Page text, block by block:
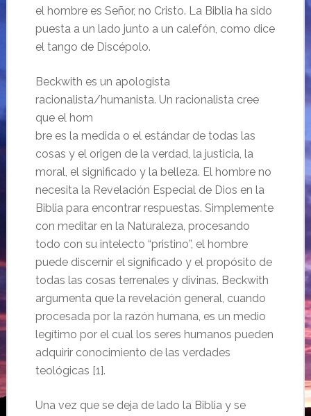
el hombre es Señor, no Cristo. La Biblia ha sido
puesta a un lado junto a un calefón, como dice
el tango de Discépolo.
Beckwith es un apologista
racionalista/humanista. Un racionalista cree
que el hom
bre es la medida o el estándar de todas las
cosas y el origen de la verdad, la justicia, la
moral, el significado y la belleza. El hombre no
necesita la Revelación Especial de Dios en la
Biblia para encontrar respuestas. Simplemente
con meditar en la Naturaleza, procesando
todo con su intelecto “pristino”, el hombre
puede discernir el significado y el propósito de
todas las cosas terrenales y divinas. Beckwith
argumenta que la revelación general, cuando
procesada por la razón humana, es un medio
legítimo por el cual los seres humanos pueden
adquirir conocimiento de las verdades
teológicas [1].
Una vez que se deja de lado la Biblia y se